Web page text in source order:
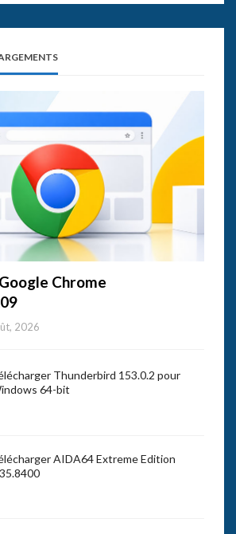
Chrome
2026
Thunderbird 153.0.2 pour
64-bit
AIDA64 Extreme Edition